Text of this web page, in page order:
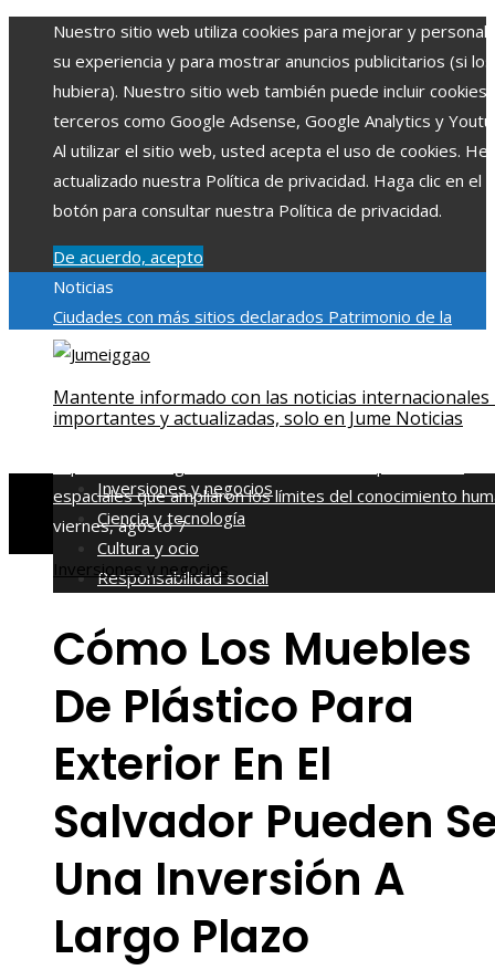
Nuestro sitio web utiliza cookies para mejorar y
su experiencia y para mostrar anuncios publicitarios (si los
hubiera). Nuestro sitio web también puede incluir cookies
terceros como Google Adsense, Google Analytics y
Al utilizar el sitio web, usted acepta el uso de cookies.
actualizado nuestra Política de privacidad. Haga clic en el
botón para consultar nuestra Política de privacidad.
De acuerdo, acepto
Noticias
Ciudades con más sitios declarados Patrimonio de la
Humanidad y su importancia
la inversión productiva y reducir la fragmentación
en Bosnia y Herzegovina
La gran depresión de 1929 y su
espaciales que ampliaron los límites del conocimiento
viernes, agosto 7
Mantente informado con las noticias internacionales
importantes y actualizadas, solo en Jume Noticias
Inversiones y negocios
Ciencia y tecnología
Cultura y ocio
Responsabilidad social
Inversiones y negocios
Cómo Los Muebles
De Plástico Para
Exterior En El
Salvador Pueden
Una Inversión A
Largo Plazo